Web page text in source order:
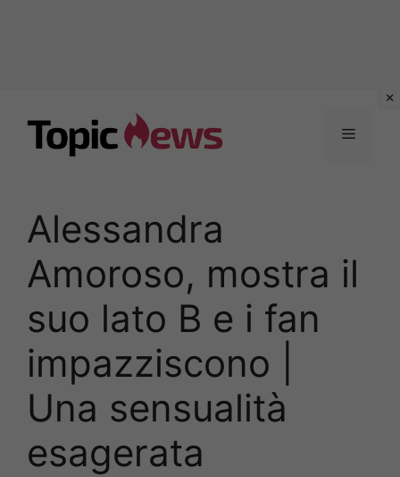
contenuto
Menu
Alessandra
Amoroso, mostra il
suo lato B e i fan
impazziscono |
Una sensualità
esagerata